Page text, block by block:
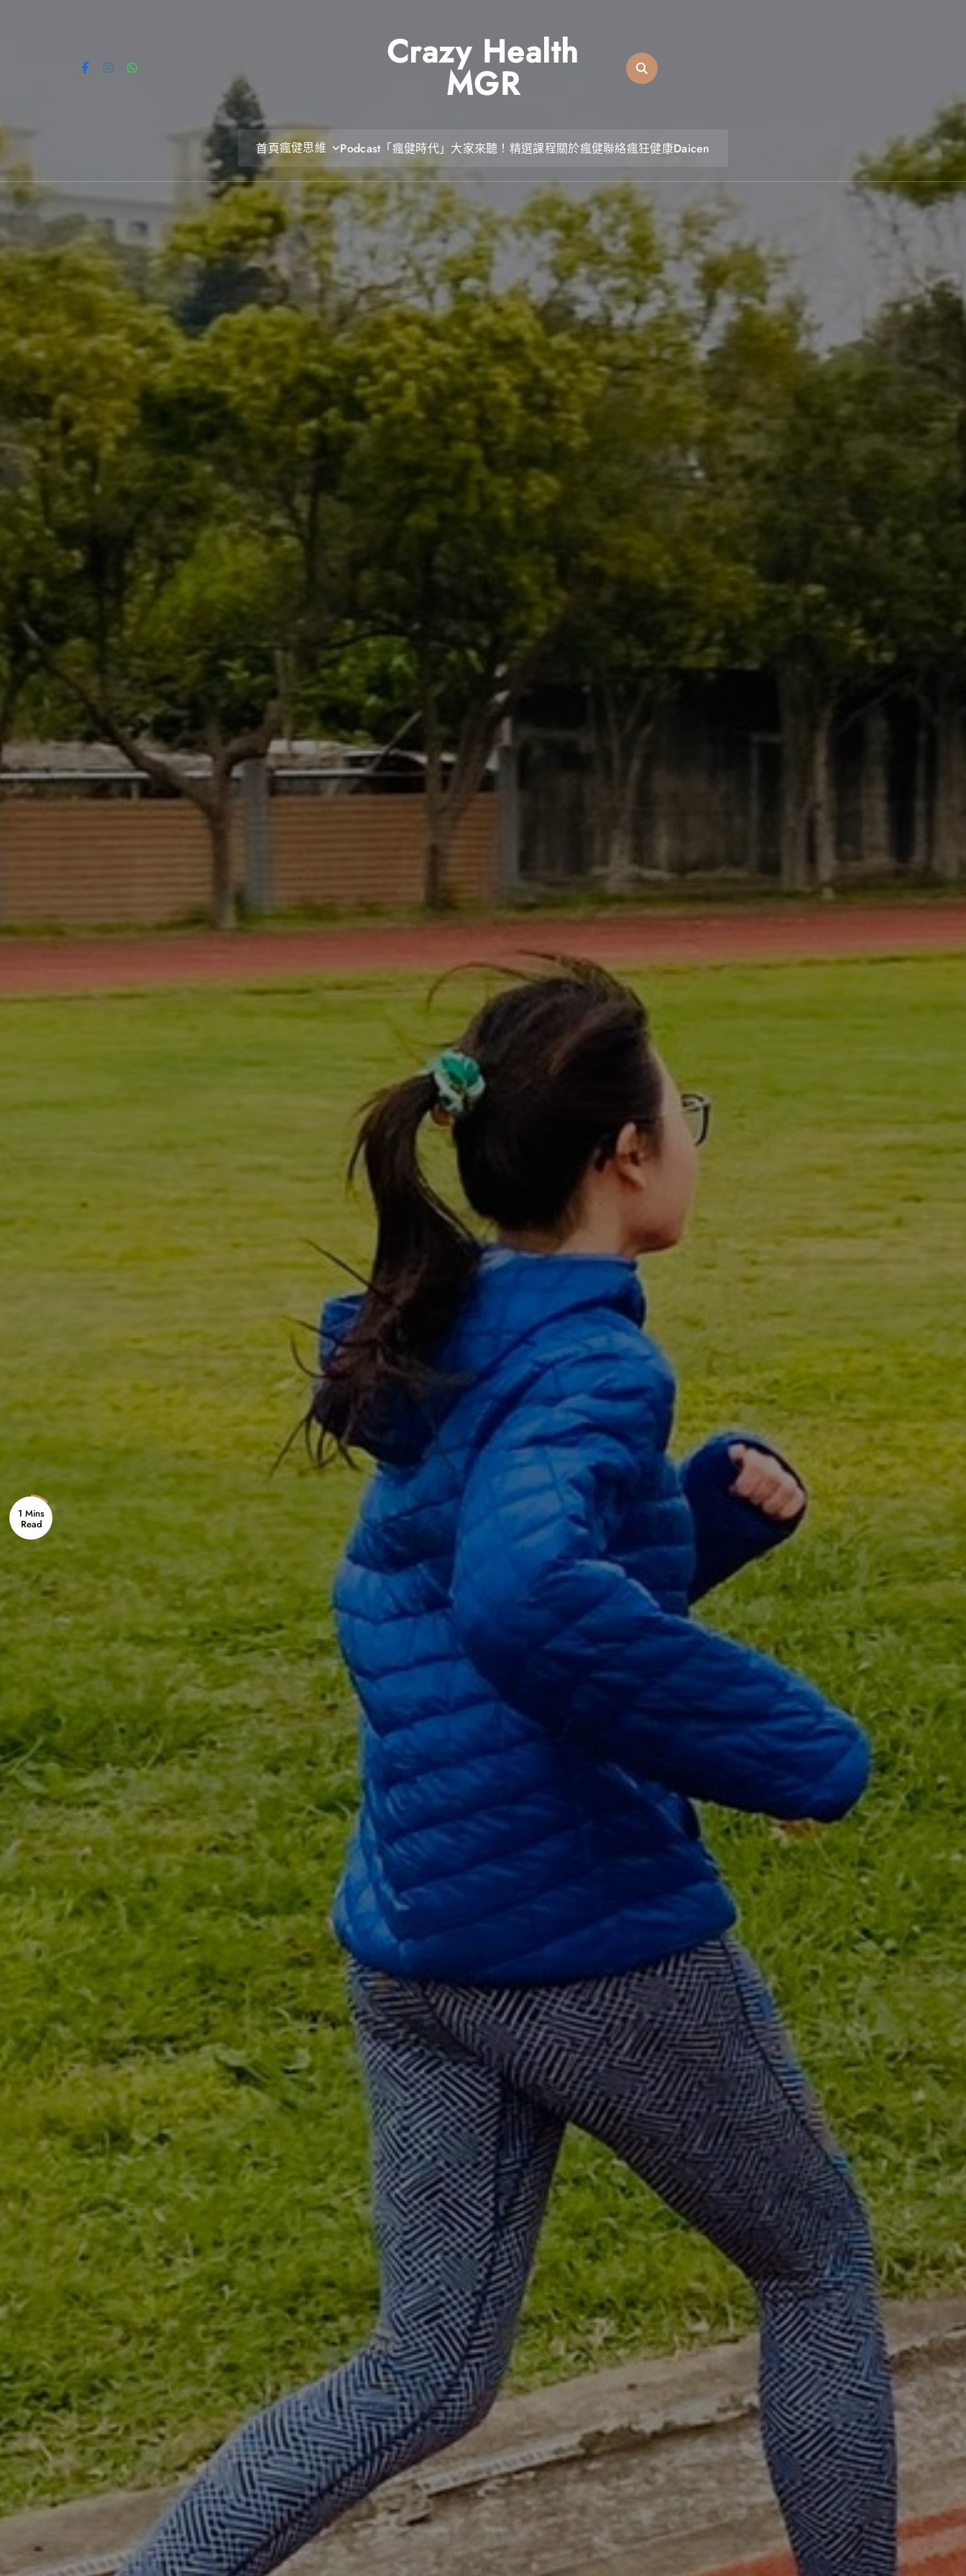
Crazy Health
MGR
首頁瘋健思維 Podcast「瘋健時代」大家來聽！ 精選課程關於瘋健聯絡瘋狂健康Daicen
1 Mins